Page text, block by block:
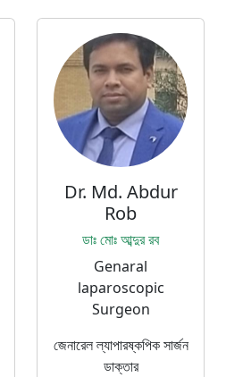
Dr. Md. Abdur
Rob
ডাঃ মোঃ আব্দুর রব
Genaral
laparoscopic
Surgeon
জেনারেল ল্যাপারষ্কপিক সার্জন
ডাক্তার